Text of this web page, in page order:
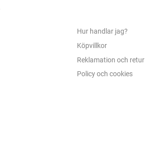
Hur handlar jag?
Köpvillkor
Reklamation och retur
Policy och cookies